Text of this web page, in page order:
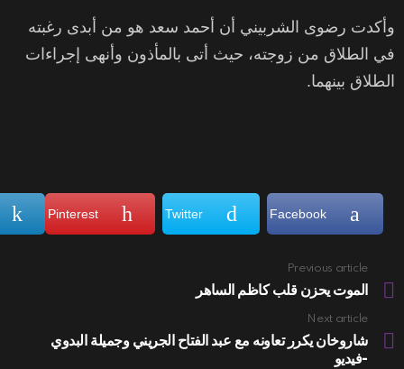
وأكدت رضوى الشربيني أن أحمد سعد هو من أبدى رغبته
في الطلاق من زوجته، حيث أتى بالمأذون وأنهى إجراءات
الطلاق بينهما.
Facebook
Twitter
Pinterest
more
Previous article
الموت يحزن قلب كاظم الساهر
Next article
شاروخان يكرر تعاونه مع عبد الفتاح الجريني وجميلة البدوي
-فيديو